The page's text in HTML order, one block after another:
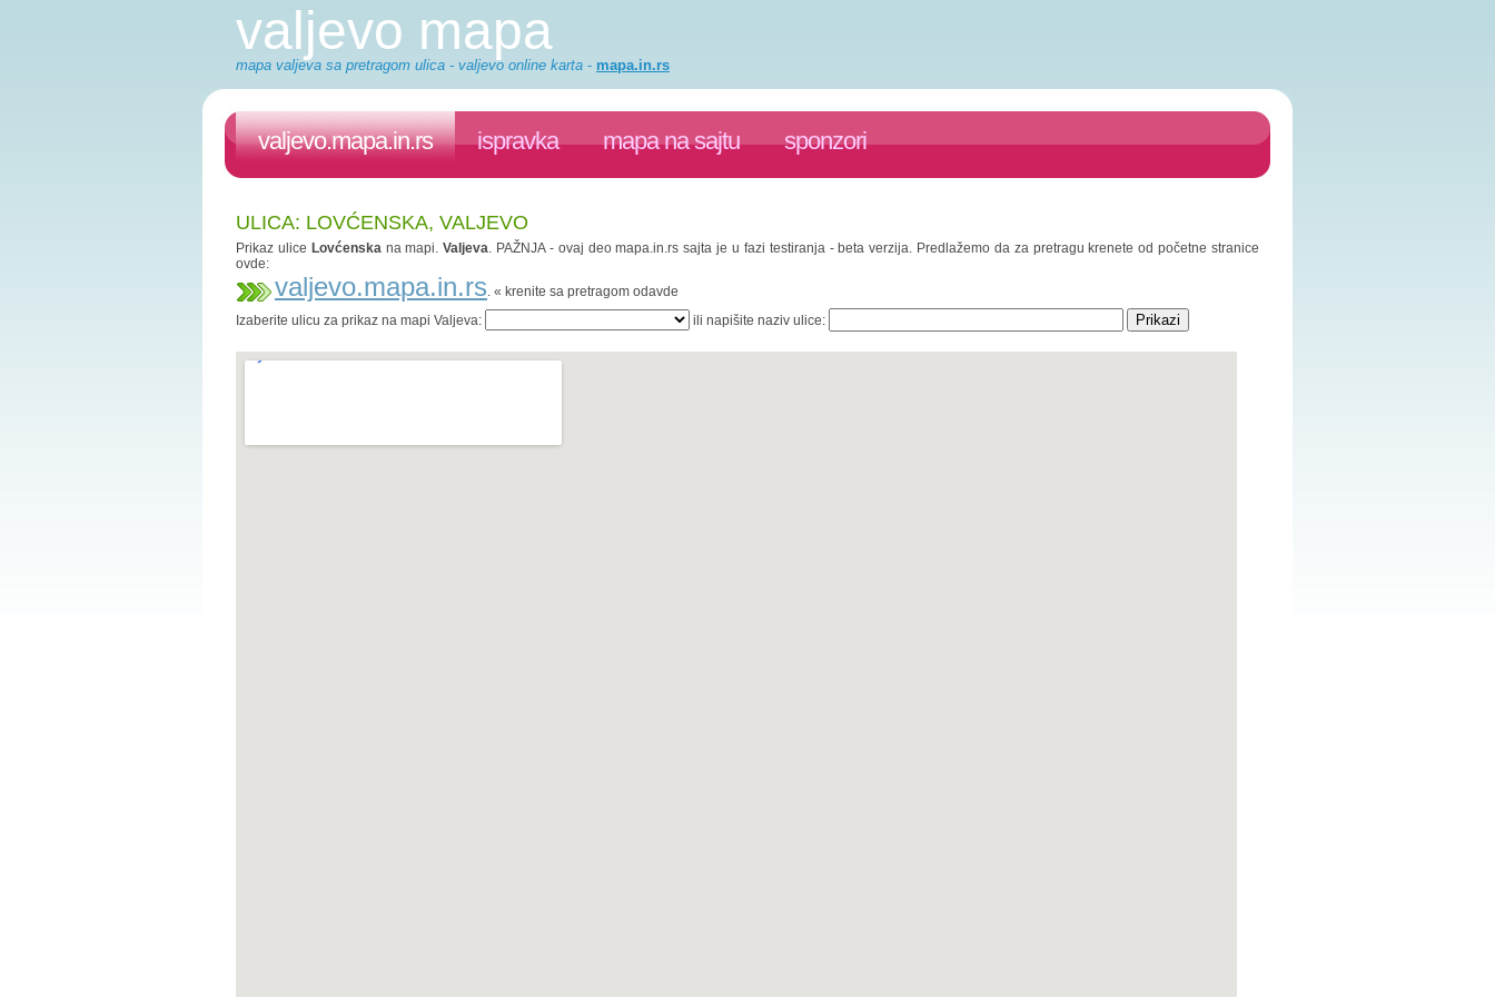
valjevo mapa
mapa valjeva sa pretragom ulica - valjevo online karta - mapa.in.rs
valjevo.mapa.in.rs ispravka mapa na sajtu sponzori
ULICA: LOVĆENSKA, VALJEVO
Prikaz ulice Lovćenskana mapi.Valjeva. PAŽNJA - ovaj deo mapa.in.rs sajta je u fazi testiranja - beta verzija. Predlažemo da za pretragu krenete od početne stranice
ovde:
valjevo.mapa.in.rs. « krenite sa pretragom odavde
Izaberite ulicu za prikaz na mapi Valjeva:
ili napišite naziv ulice: